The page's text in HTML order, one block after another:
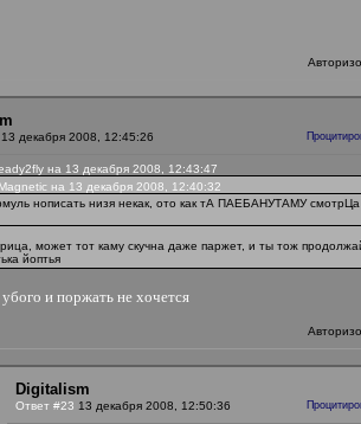
13 декабря 2008, 12:45:26
на 13 декабря 2008, 12:43:47
на 13 декабря 2008, 12:40:32
нописать низя некак, ото как тА ПАЕБАНУТАМУ смотрЦа
может тот каму скучна даже паржет, и ты тож
йоптья
и поржать не хочется
Digitalism
Ответ #23 13 декабря 2008, 12:50:36